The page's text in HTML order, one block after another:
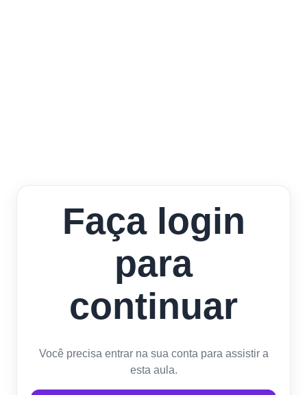
Faça login
para
continuar
Você precisa entrar na sua conta para assistir a
esta aula.